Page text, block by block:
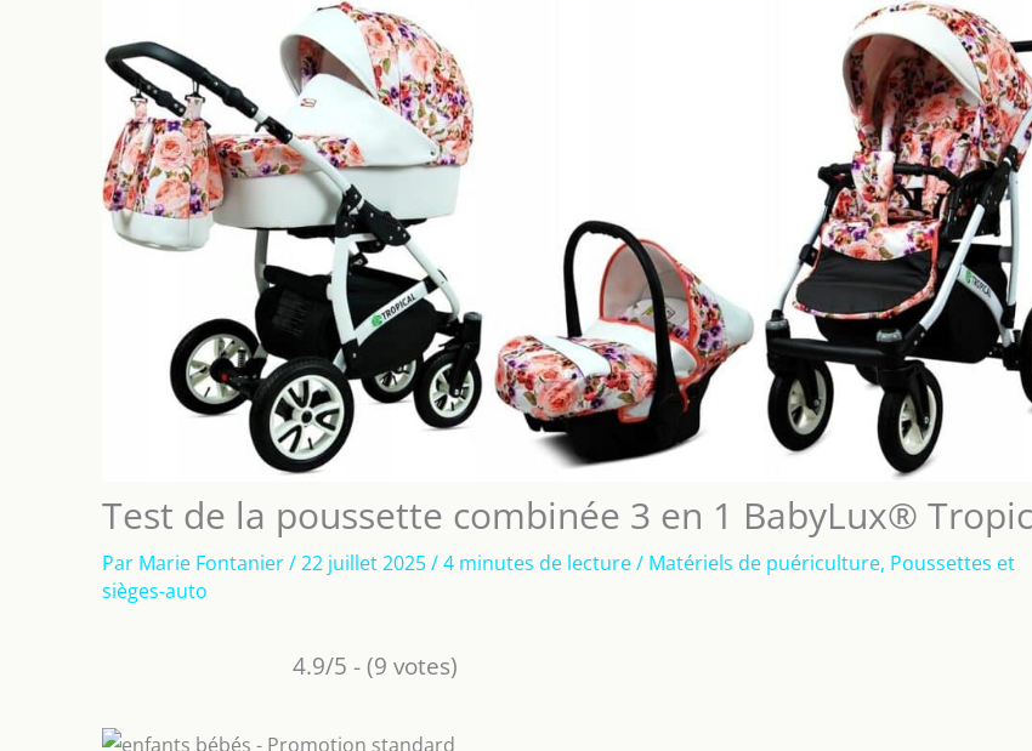
Test de la poussette combinée 3 en 1 BabyLux®
Par Marie Fontanier/22 juillet 2025/4 minutes de lecture/ Matériels de puériculture, Poussettes et
sièges-auto
4.9/5 - (9 votes)